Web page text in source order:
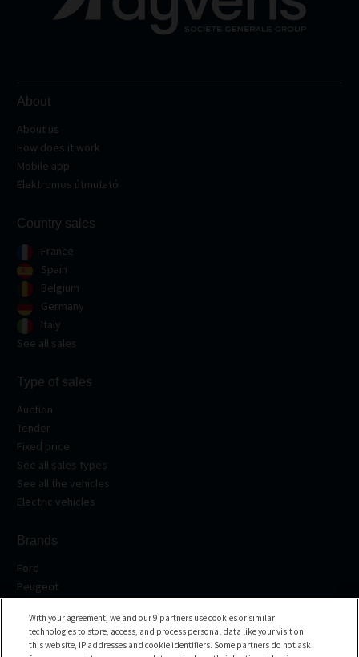
About
About us
How does it work
Mobile app
Elektromos útmutató
Country sales
France
Spain
Belgium
Germany
Italy
See all sales
Type of sales
Auction
Tender
Fixed price
See all sales types
See all the vehicles
Electric vehicles
Brands
Ford
Peugeot
Volkswagen
BMW
With your agreement, we and our 9 partners use cookies or similar
technologies to store, access, and process personal data like your visit on
this website, IP addresses and cookie identifiers. Some partners do not ask